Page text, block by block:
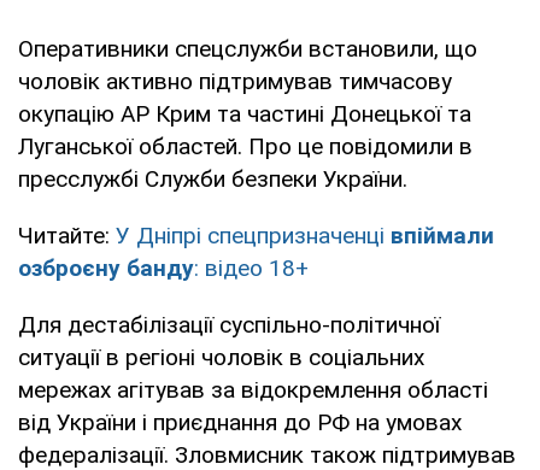
Оперативники спецслужби встановили, що
чоловік активно підтримував тимчасову
окупацію АР Крим та частині Донецької та
Луганської областей. Про це повідомили в
пресслужбі Служби безпеки України.
Читайте: У Дніпрі спецпризначенці впіймали
озброєну банду: відео 18+
Для дестабілізації суспільно-політичної
ситуації в регіоні чоловік в соціальних
мережах агітував за відокремлення області
від України і приєднання до РФ на умовах
федералізації. Зловмисник також підтримував